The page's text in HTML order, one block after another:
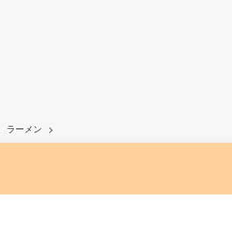
ラーメン